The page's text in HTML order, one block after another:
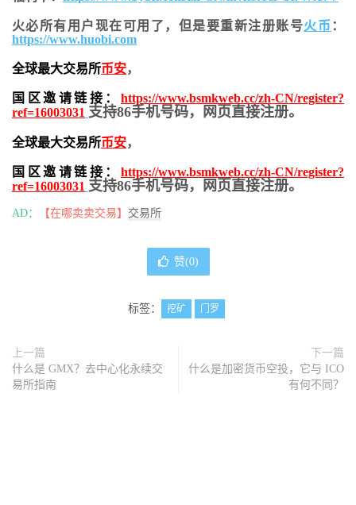
火必所有用户现在可用了，但是要重新注册账号火币 ：
https://www.huobi.com
全球最大交易所币安，
国区邀请链接： https://www.bsmkweb.cc/zh-CN/register?
ref=16003031 支持86手机号码，网页直接注册。
全球最大交易所币安，
国区邀请链接： https://www.bsmkweb.cc/zh-CN/register?
ref=16003031 支持86手机号码，网页直接注册。
AD： 【在哪卖卖交易】 交易所
赞(0)
标签： 挖矿 门罗
上一篇
什么是 GMX？去中心化永续交
易所指南
下一篇
什么是加密货币空投，它与 ICO
有何不同？